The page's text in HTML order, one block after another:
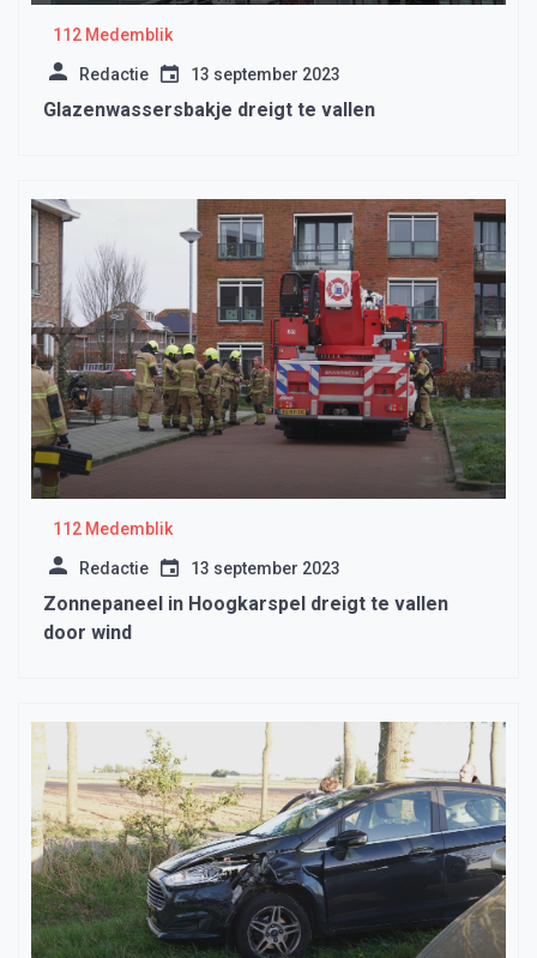
112 Medemblik
Redactie 13 september 2023
Glazenwassersbakje dreigt te vallen
112 Medemblik
Redactie 13 september 2023
Zonnepaneel in Hoogkarspel dreigt te vallen
door wind